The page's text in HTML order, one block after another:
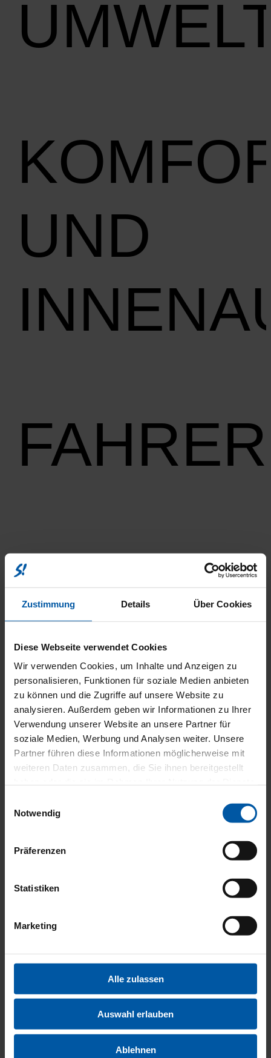
Zustimmung Details Über Cookies
Diese Webseite verwendet Cookies
Wir verwenden Cookies, um Inhalte und Anzeigen zu
personalisieren, Funktionen für soziale Medien anbieten
zu können und die Zugriffe auf unsere Website zu
analysieren. Außerdem geben wir Informationen zu Ihrer
Verwendung unserer Website an unsere Partner für
soziale Medien, Werbung und Analysen weiter. Unsere
Partner führen diese Informationen möglicherweise mit
weiteren Daten zusammen, die Sie ihnen bereitgestellt
Notwendig
Präferenzen
Statistiken
Marketing
Alle zulassen
Auswahl erlauben
Ablehnen
UND
RÄDER
UND